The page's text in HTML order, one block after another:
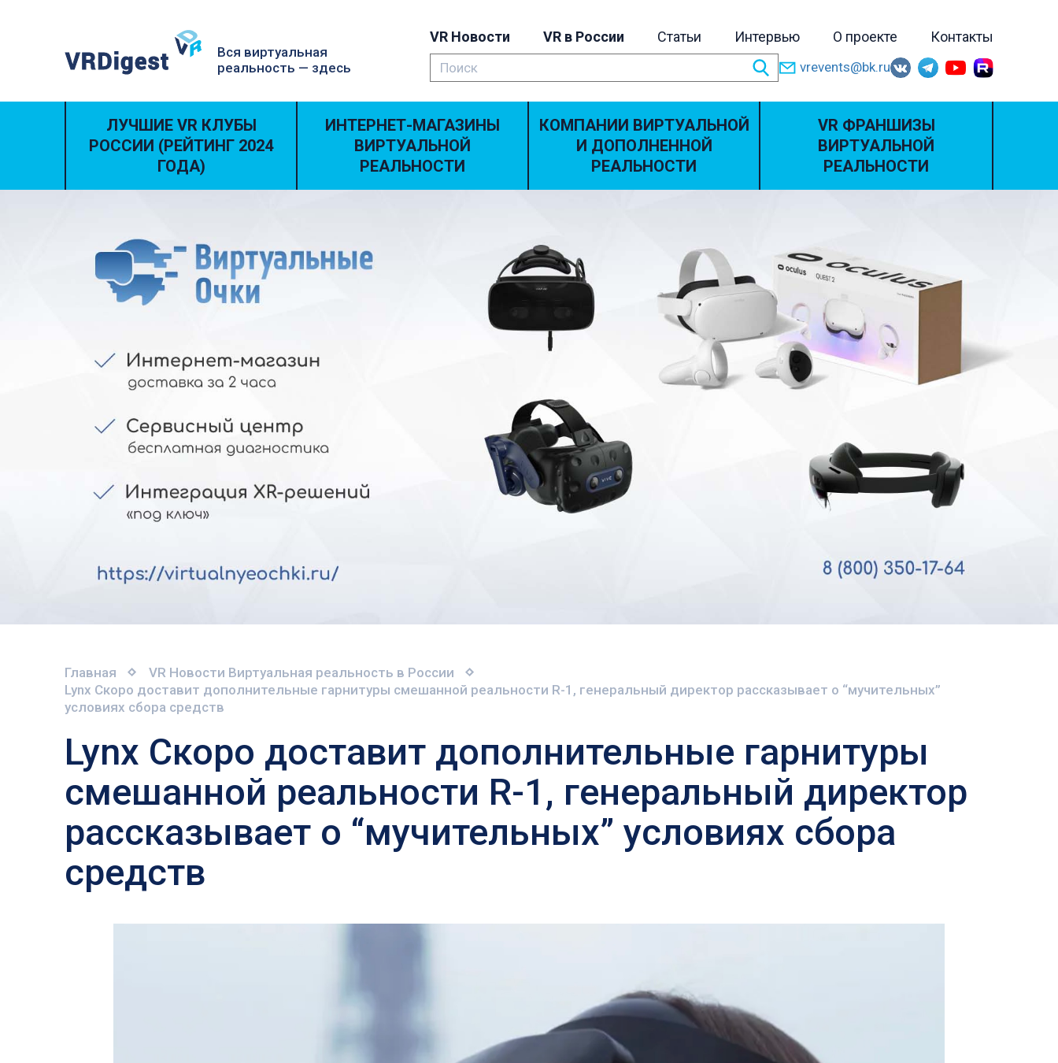
Вся виртуальная
реальность — здесь
VR Новости VR в России Статьи Интервью О проекте Контакты
vrevents@bk.ru
ЛУЧШИЕ VR КЛУБЫ
РОССИИ (РЕЙТИНГ 2024
ГОДА)
ИНТЕРНЕТ-МАГАЗИНЫ
ВИРТУАЛЬНОЙ
РЕАЛЬНОСТИ
КОМПАНИИ ВИРТУАЛЬНОЙ
И ДОПОЛНЕННОЙ
РЕАЛЬНОСТИ
VR ФРАНШИЗЫ
ВИРТУАЛЬНОЙ
РЕАЛЬНОСТИ
Главная VR Новости Виртуальная реальность в России
Lynx Скоро доставит дополнительные гарнитуры смешанной реальности R-1, генеральный директор рассказывает о “мучительных”
условиях сбора средств
Lynx Скоро доставит дополнительные гарнитуры
смешанной реальности R-1, генеральный директор
рассказывает о “мучительных” условиях сбора
средств